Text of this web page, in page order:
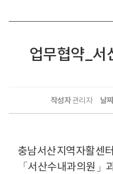
업무협약_
작성자관리자 날짜
충남서산지역자활센
「서산수내과의원」